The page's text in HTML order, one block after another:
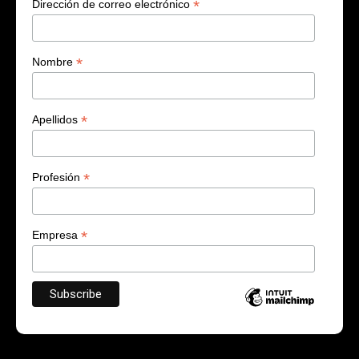
Dirección de correo electrónico *
Nombre *
Apellidos *
Profesión *
Empresa *